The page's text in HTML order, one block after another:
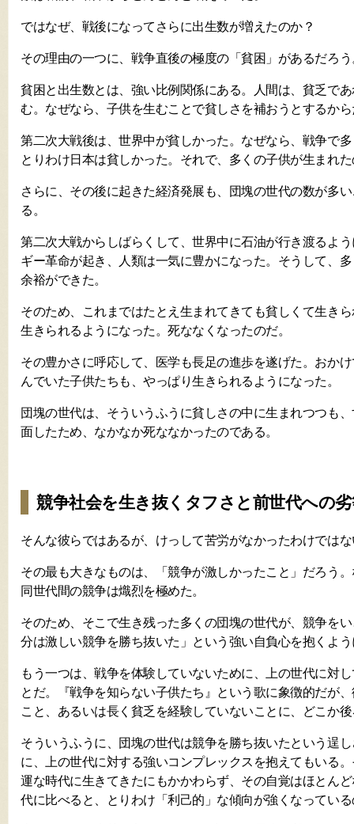
ではなぜ、戦後になってさらに出生数が増えたのか？
その理由の一つに、戦争直後の極度の「貧困」があるだろう
貧困と出生数とは、強い比例関係にある。人間は、貧乏で
む。なぜなら、子供を生むことで貧しさを補おうとするか
第二次大戦後は、世界中が貧しかった。なぜなら、戦争で
とりわけ日本は貧しかった。それで、多くの子供が生まれ
さらに、その後に起きた経済発展も、団塊の世代の数が多
る。
第二次大戦からしばらくして、世界中に石油が行き渡るよ
ギー革命が起き、人類は一気に豊かになった。そうして、
余裕ができた。
そのため、これまではたとえ生まれてきても貧しくて生き
生きられるようになった。死ななくなったのだ。
その豊かさに呼応して、医学も長足の進歩を遂げた。おか
んでいた子供たちも、やっぱり生きられるようになった。
団塊の世代は、そういうふうに貧しさの中に生まれつつも
面したため、なかなか死ななかったのである。
競争社会を生き抜くタフさと前世代への
そんな彼らではあるが、けっして苦労がなかったわけでは
その最も大きなものは、「競争が激しかったこと」だろう
同世代間の競争は熾烈を極めた。
そのため、そこで生き残った多くの団塊の世代が、競争を
分は激しい競争を勝ち抜いた」という強い自負心を抱くよ
もう一つは、戦争を体験していないために、上の世代に対
とだ。『戦争を知らない子供たち』という歌に象徴的だが
こと、あるいは長く貧乏を経験していないことに、どこか
そういうふうに、団塊の世代は競争を勝ち抜いたという逞
に、上の世代に対する強いコンプレックスを抱えてもいる
運な時代に生きてきたにもかかわらず、その自覚はほとん
代に比べると、とりわけ「利己的」な傾向が強くなってい